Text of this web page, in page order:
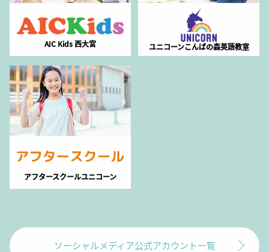
AIC Kids 西大宮 ユニコーンこんばの森英語教室
アフタースクールユニコーン
ソーシャルメディア公式アカウント一覧